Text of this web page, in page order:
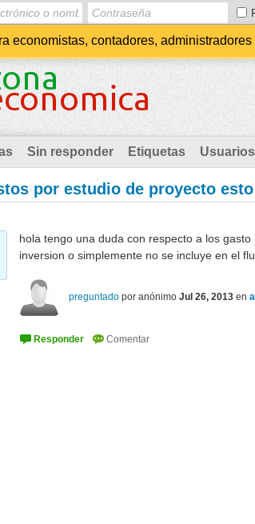
economistas, contadores,
Sin responder Etiquetas Usuarios
por estudio de proyecto
hola tengo una duda con respecto a los
inversion o simplemente no se incluye en el
preguntado por anónimo Jul 26, 2013 en